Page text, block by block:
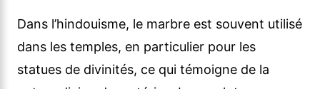
Dans l’hindouisme, le marbre est souvent utilisé
dans les temples, en particulier pour les
statues de divinités, ce qui témoigne de la